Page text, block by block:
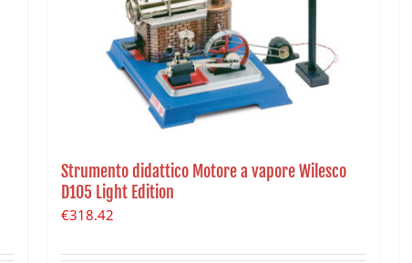
Strumento didattico Motore a vapore Wilesco
D105 Light Edition
€318.42